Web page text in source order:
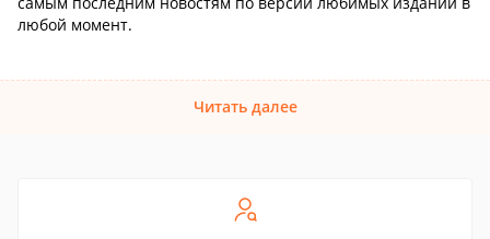
любой момент.
Читать далее